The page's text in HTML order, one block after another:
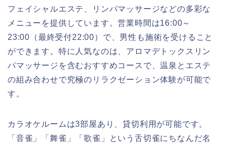
フェイシャルエステ、リンパマッサージなどの多彩な
メニューを提供しています。営業時間は16:00～
23:00（最終受付22:00）で、男性も施術を受けること
ができます。特に人気なのは、アロマデトックスリン
パマッサージを含むおすすめコースで、温泉とエステ
の組み合わせで究極のリラクゼーション体験が可能で
す。
カラオケルームは3部屋あり、貸切利用が可能です。
「音雀」「舞雀」「歌雀」という舌切雀にちなんだ名